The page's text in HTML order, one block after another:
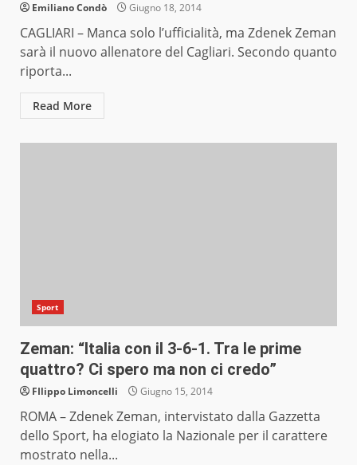
Emiliano Condò Giugno 18, 2014
CAGLIARI – Manca solo l’ufficialità, ma Zdenek Zeman
sarà il nuovo allenatore del Cagliari. Secondo quanto
riporta...
Read More
Sport
Zeman: “Italia con il 3-6-1. Tra le prime
quattro? Ci spero ma non ci credo”
FIlippo Limoncelli Giugno 15, 2014
ROMA – Zdenek Zeman, intervistato dalla Gazzetta
dello Sport, ha elogiato la Nazionale per il carattere
mostrato nella...